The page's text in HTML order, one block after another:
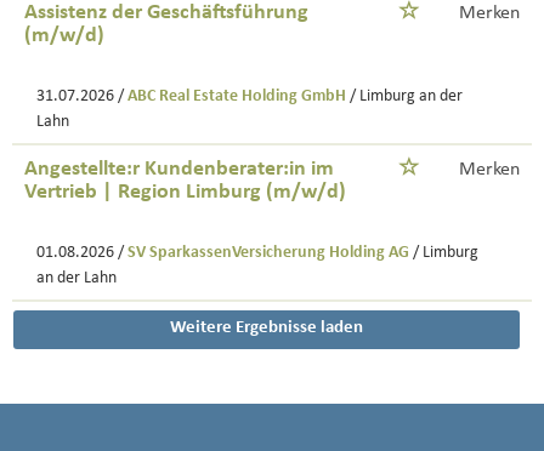
Assistenz der Geschäftsführung
(m/w/d)
Merken
31.07.2026 / ABC Real Estate Holding GmbH / Limburg an der
Lahn
Angestellte:r Kundenberater:in im
Vertrieb | Region Limburg (m/w/d)
Merken
01.08.2026 / SV SparkassenVersicherung Holding AG / Limburg
an der Lahn
Weitere Ergebnisse laden